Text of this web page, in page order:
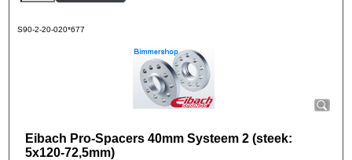
S90-2-20-020*677
Eibach Pro-Spacers 40mm Systeem 2 (steek:
5x120-72,5mm)